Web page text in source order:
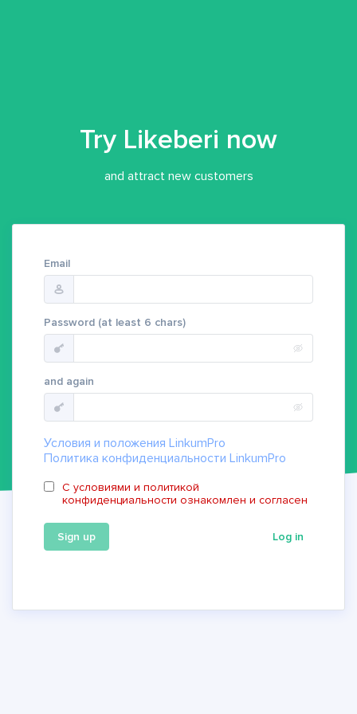
Try Likeberi now
and attract new customers
Enter your details
Email
Password (at least 6 chars)
and again
Условия и положения LinkumPro
Политика конфиденциальности LinkumPro
С условиями и политикой
конфиденциальности ознакомлен и согласен
Sign up Log in